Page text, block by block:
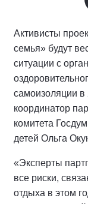
Активисты
семья» будут
ситуации с
самоизоляции в
координатор
комитета
детей Ольга
«Эксперты
все риски,
отдыха в этом